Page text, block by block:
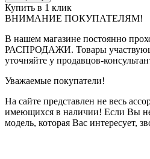
Купить в 1 клик
ВНИМАНИЕ ПОКУПАТЕЛЯМ!
В нашем магазине постоянно
РАСПРОДАЖИ. Товары
уточняйте у продавцов-
Уважаемые покупатели!
На сайте представлен не весь
имеющихся в наличии! Если Вы
модель, которая Вас интересует,